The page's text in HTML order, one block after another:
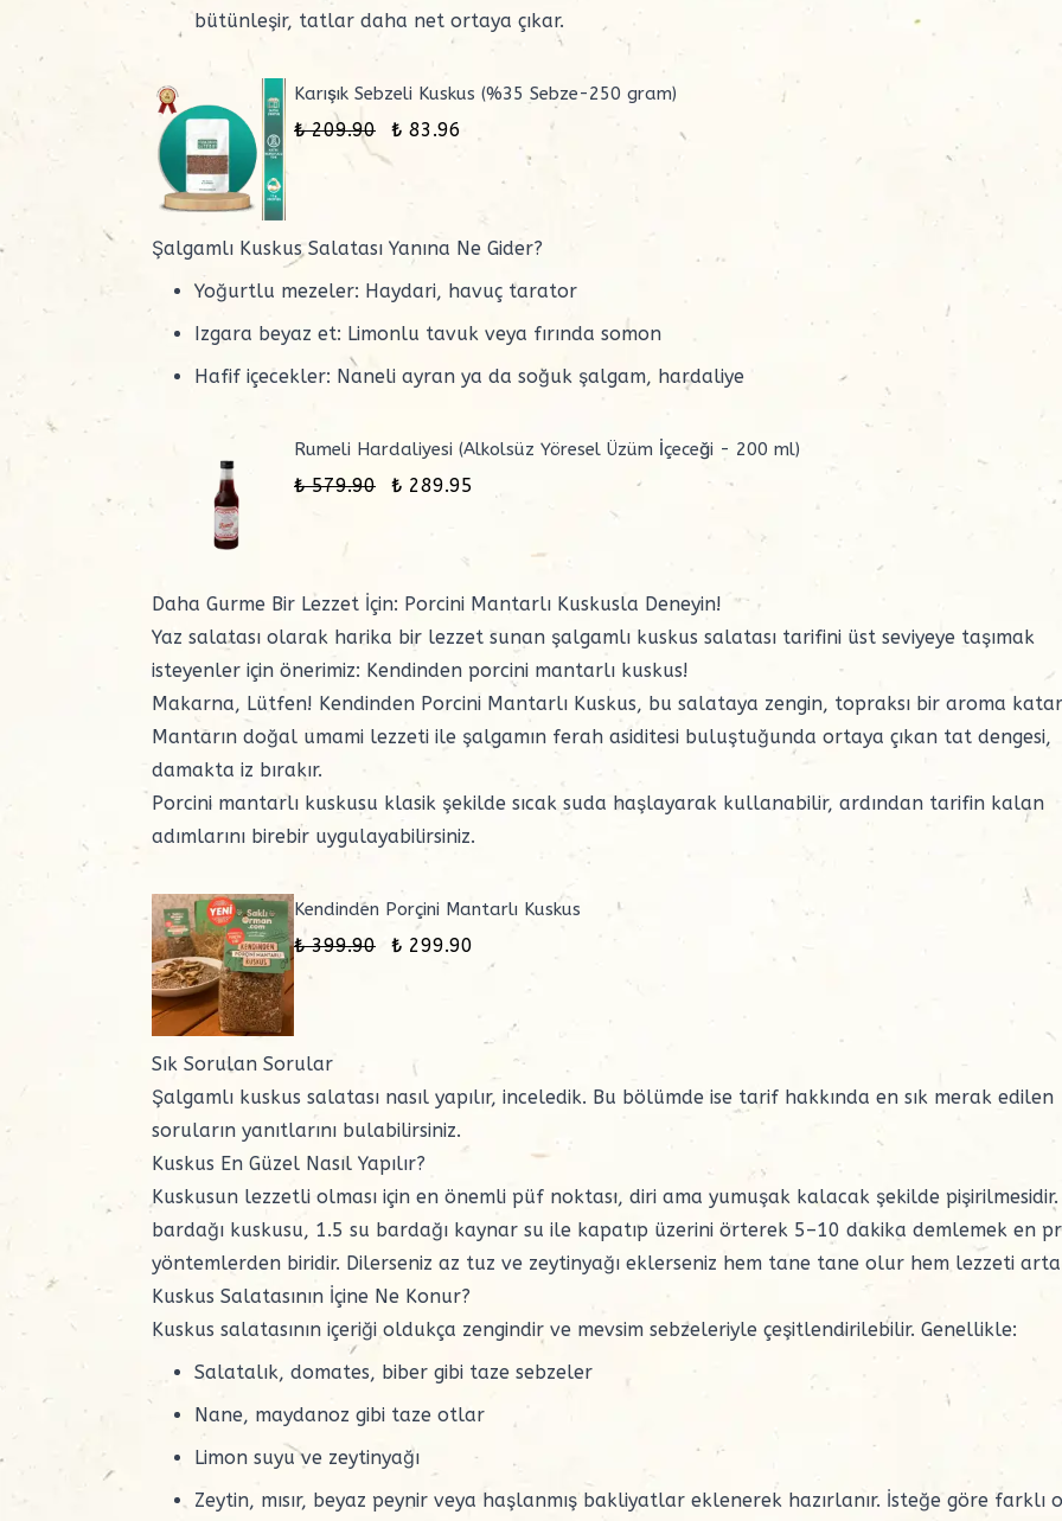
bütünleşir, tatlar daha net ortaya çıkar.
Karışık Sebzeli Kuskus (%35 Sebze-250 gram)
₺ 209.90 ₺ 83.96
Şalgamlı Kuskus Salatası Yanına Ne Gider?
Yoğurtlu mezeler: Haydari, havuç tarator
Izgara beyaz et: Limonlu tavuk veya fırında somon
Hafif içecekler: Naneli ayran ya da soğuk şalgam, hardaliye
Rumeli Hardaliyesi (Alkolsüz Yöresel Üzüm İçeceği - 200 ml)
₺ 579.90 ₺ 289.95
Daha Gurme Bir Lezzet İçin: Porcini Mantarlı Kuskusla Deneyin!
Yaz salatası olarak harika bir lezzet sunan şalgamlı kuskus salatası tarifini üst seviyeye taşımak
isteyenler için önerimiz: Kendinden porcini mantarlı kuskus!
Makarna, Lütfen! Kendinden Porcini Mantarlı Kuskus, bu salataya zengin, topraksı bir aroma
Mantarın doğal umami lezzeti ile şalgamın ferah asiditesi buluştuğunda ortaya çıkan tat dengesi,
damakta iz bırakır.
Porcini mantarlı kuskusu klasik şekilde sıcak suda haşlayarak kullanabilir, ardından tarifin kalan
adımlarını birebir uygulayabilirsiniz.
Kendinden Porçini Mantarlı Kuskus
₺ 399.90 ₺ 299.90
Sık Sorulan Sorular
Şalgamlı kuskus salatası nasıl yapılır, inceledik. Bu bölümde ise tarif hakkında en sık merak edilen
soruların yanıtlarını bulabilirsiniz.
Kuskus En Güzel Nasıl Yapılır?
Kuskusun lezzetli olması için en önemli püf noktası, diri ama yumuşak kalacak şekilde
bardağı kuskusu, 1.5 su bardağı kaynar su ile kapatıp üzerini örterek 5–10 dakika demlemek en
yöntemlerden biridir. Dilerseniz az tuz ve zeytinyağı eklerseniz hem tane tane olur hem lezzeti
Kuskus Salatasının İçine Ne Konur?
Kuskus salatasının içeriği oldukça zengindir ve mevsim sebzeleriyle çeşitlendirilebilir. Genellikle:
Salatalık, domates, biber gibi taze sebzeler
Nane, maydanoz gibi taze otlar
Limon suyu ve zeytinyağı
Zeytin, mısır, beyaz peynir veya haşlanmış bakliyatlar eklenerek hazırlanır. İsteğe göre farklı